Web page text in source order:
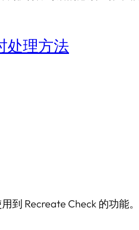
处理方法
到 Recreate Check 的功能